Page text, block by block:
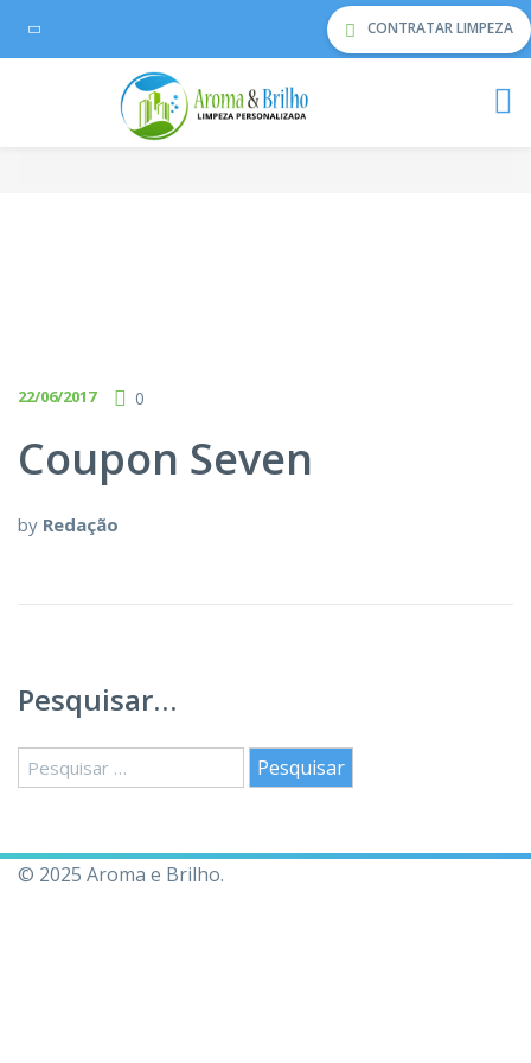
CONTRATAR LIMPEZA
22/06/2017 0
Coupon Seven
by Redação
Pesquisar…
Pesquisar
por:
© 2025 Aroma e Brilho.